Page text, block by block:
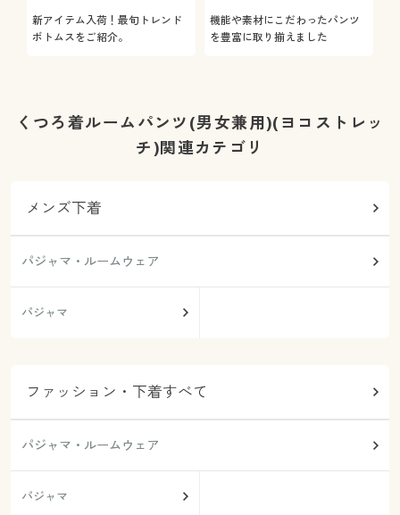
新アイテム入荷！最旬トレンド
ボトムスをご紹介。
機能や素材にこだわったパンツ
を豊富に取り揃えました
くつろ着ルームパンツ(男女兼用)(ヨコストレッ
チ)関連カテゴリ
メンズ下着
パジャマ・ルームウェア
パジャマ
ファッション・下着すべて
パジャマ・ルームウェア
パジャマ